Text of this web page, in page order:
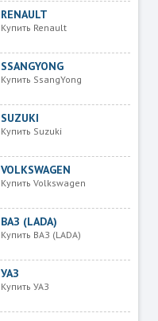
RENAULT
Купить Renault
SSANGYONG
Купить SsangYong
SUZUKI
Купить Suzuki
VOLKSWAGEN
Купить Volkswagen
ВАЗ (LADA)
Купить ВАЗ (LADA)
УАЗ
Купить УАЗ